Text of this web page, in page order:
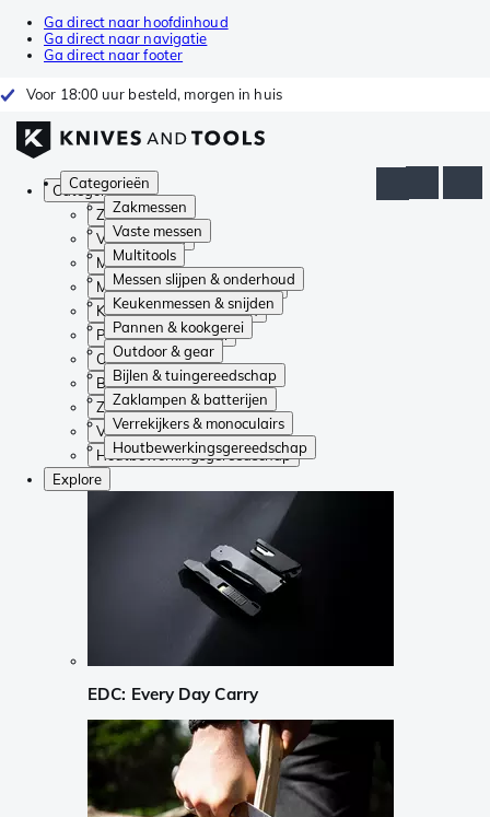
Ga direct naar hoofdinhoud
Ga direct naar navigatie
Ga direct naar footer
Voor 18:00 uur besteld, morgen in huis
Categorieën
Zakmessen
Vaste messen
Multitools
Messen slijpen & onderhoud
Keukenmessen & snijden
Pannen & kookgerei
Outdoor & gear
Bijlen & tuingereedschap
Zaklampen & batterijen
Verrekijkers & monoculairs
Houtbewerkingsgereedschap
Categorieën
Zakmessen
Vaste messen
Multitools
Messen slijpen & onderhoud
Keukenmessen & snijden
Pannen & kookgerei
Outdoor & gear
Bijlen & tuingereedschap
Zaklampen & batterijen
Verrekijkers & monoculairs
Houtbewerkingsgereedschap
Explore
EDC: Every Day Carry